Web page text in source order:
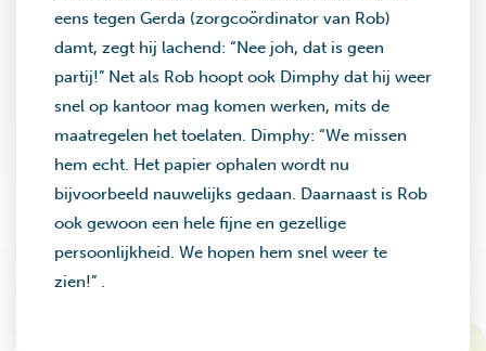
eens tegen Gerda (zorgcoördinator van Rob)
damt, zegt hij lachend: “Nee joh, dat is geen
partij!” Net als Rob hoopt ook Dimphy dat hij weer
snel op kantoor mag komen werken, mits de
maatregelen het toelaten. Dimphy: “We missen
hem echt. Het papier ophalen wordt nu
bijvoorbeeld nauwelijks gedaan. Daarnaast is Rob
ook gewoon een hele fijne en gezellige
persoonlijkheid. We hopen hem snel weer te
zien!” .